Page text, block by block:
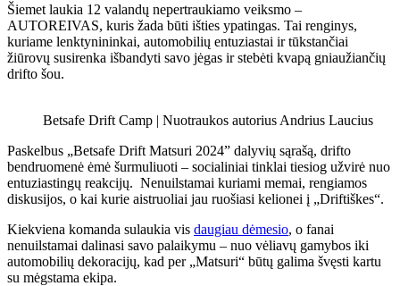
Šiemet laukia 12 valandų nepertraukiamo veiksmo –
AUTOREIVAS, kuris žada būti išties ypatingas. Tai renginys,
kuriame lenktynininkai, automobilių entuziastai ir tūkstančiai
žiūrovų susirenka išbandyti savo jėgas ir stebėti kvapą gniaužiančių
drifto šou.
Betsafe Drift Camp | Nuotraukos autorius Andrius Laucius
Paskelbus „Betsafe Drift Matsuri 2024” dalyvių sąrašą, drifto
bendruomenė ėmė šurmuliuoti – socialiniai tinklai tiesiog užvirė nuo
entuziastingų reakcijų. Nenuilstamai kuriami memai, rengiamos
diskusijos, o kai kurie aistruoliai jau ruošiasi kelionei į „Driftiškes“.
Kiekviena komanda sulaukia vis daugiau dėmesio, o fanai
nenuilstamai dalinasi savo palaikymu – nuo vėliavų gamybos iki
automobilių dekoracijų, kad per „Matsuri“ būtų galima švęsti kartu
su mėgstama ekipa.